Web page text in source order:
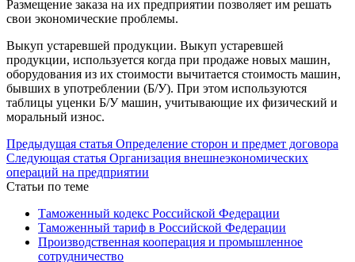
Размещение заказа на их предприятии позволяет им решать
свои экономические проблемы.
Выкуп устаревшей продукции. Выкуп устаревшей
продукции, используется когда при продаже новых машин,
оборудования из их стоимости вычитается стоимость машин,
бывших в употреблении (Б/У). При этом используются
таблицы уценки Б/У машин, учитывающие их физический и
моральный износ.
Предыдущая статья Определение сторон и предмет договора
Следующая статья Организация внешнеэкономических
операций на предприятии
Статьи по теме
Таможенный кодекс Российской Федерации
Таможенный тариф в Российской Федерации
Производственная кооперация и промышленное
сотрудничество